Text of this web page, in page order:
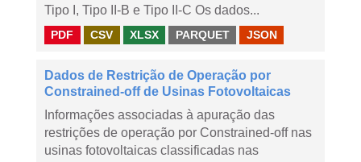
Tipo I, Tipo II-B e Tipo II-C Os dados...
PDF CSV XLSX PARQUET JSON
Dados de Restrição de Operação por
Constrained-off de Usinas Fotovoltaicas
Informações associadas à apuração das
restrições de operação por Constrained-off nas
usinas fotovoltaicas classificadas nas